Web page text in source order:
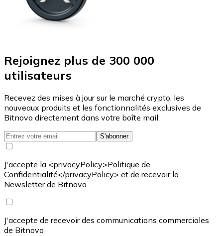
Rejoignez plus de 300 000
utilisateurs
Recevez des mises à jour sur le marché crypto, les
nouveaux produits et les fonctionnalités exclusives de
Bitnovo directement dans votre boîte mail.
S'abonner
J'accepte la <privacyPolicy>Politique de
Confidentialité</privacyPolicy> et de recevoir la
Newsletter de Bitnovo
J'accepte de recevoir des communications commerciales
de Bitnovo